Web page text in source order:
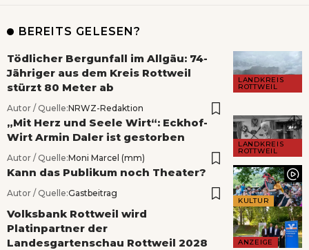
BEREITS GELESEN?
LANDKREIS
ROTTWEIL
Tödlicher Bergunfall im Allgäu: 74-
Jähriger aus dem Kreis Rottweil
stürzt 80 Meter ab
Autor / Quelle:NRWZ-Redaktion
LANDKREIS
ROTTWEIL
„Mit Herz und Seele Wirt“: Eckhof-
Wirt Armin Daler ist gestorben
Autor / Quelle:Moni Marcel (mm)
KULTUR
Kann das Publikum noch Theater?
Autor / Quelle:Gastbeitrag
ANZEIGE
Volksbank Rottweil wird
Platinpartner der
Landesgartenschau Rottweil 2028